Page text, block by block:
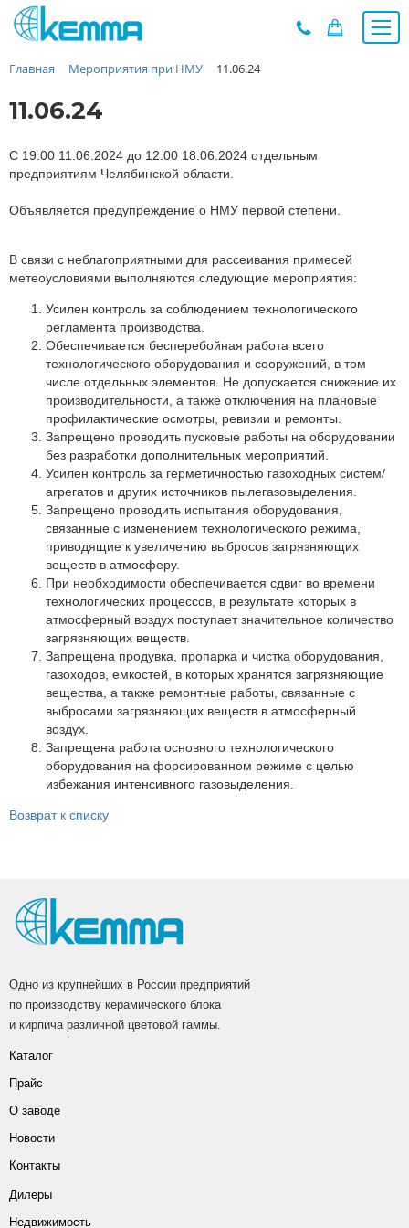
Каталог
О заводе
Новости
Контакты
Дилеры
Недвижимость
Мероприятия при НМУ
Предложения к зачёту
Подбор
Вакансии
Сертификаты
Партнеры
Личный кабинет
Корзина
Избранное
Главная Мероприятия при НМУ 11.06.24
11.06.24
С 19:00 11.06.2024 до 12:00 18.06.2024 отдельным
предприятиям Челябинской области.
Объявляется предупреждение о НМУ первой степени.
В связи с неблагоприятными для рассеивания примесей
метеоусловиями выполняются следующие мероприятия:
Усилен контроль за соблюдением технологического
регламента производства.
Обеспечивается бесперебойная работа всего
технологического оборудования и сооружений, в том
числе отдельных элементов. Не допускается снижение их
производительности, а также отключения на плановые
профилактические осмотры, ревизии и ремонты.
Запрещено проводить пусковые работы на оборудовании
без разработки дополнительных мероприятий.
Усилен контроль за герметичностью газоходных систем/
агрегатов и других источников пылегазовыделения.
Запрещено проводить испытания оборудования,
связанные с изменением технологического режима,
приводящие к увеличению выбросов загрязняющих
веществ в атмосферу.
При необходимости обеспечивается сдвиг во времени
технологических процессов, в результате которых в
атмосферный воздух поступает значительное количество
загрязняющих веществ.
Запрещена продувка, пропарка и чистка оборудования,
газоходов, емкостей, в которых хранятся загрязняющие
вещества, а также ремонтные работы, связанные с
выбросами загрязняющих веществ в атмосферный
воздух.
Запрещена работа основного технологического
оборудования на форсированном режиме с целью
избежания интенсивного газовыделения.
Возврат к списку
Одно из крупнейших в России предприятий
по производству керамического блока
и кирпича различной цветовой гаммы.
Каталог
Прайс
О заводе
Новости
Контакты
Дилеры
Недвижимость